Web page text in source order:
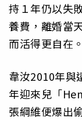
持１年仍以失
養費，離婚當
而活得更自在。
韋汝2010年與
年迎來兒「
張綱維便爆出